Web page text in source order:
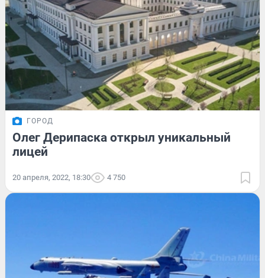
ГОРОД
Олег Дерипаска открыл уникальный
лицей
20 апреля, 2022, 18:30 4 750